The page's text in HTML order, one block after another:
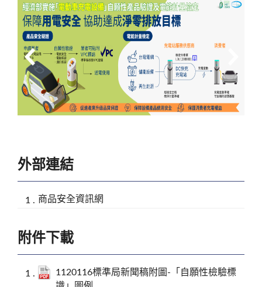
外部連結
商品安全資訊網
附件下載
1120116標準局新聞稿附圖-「自願性檢驗標